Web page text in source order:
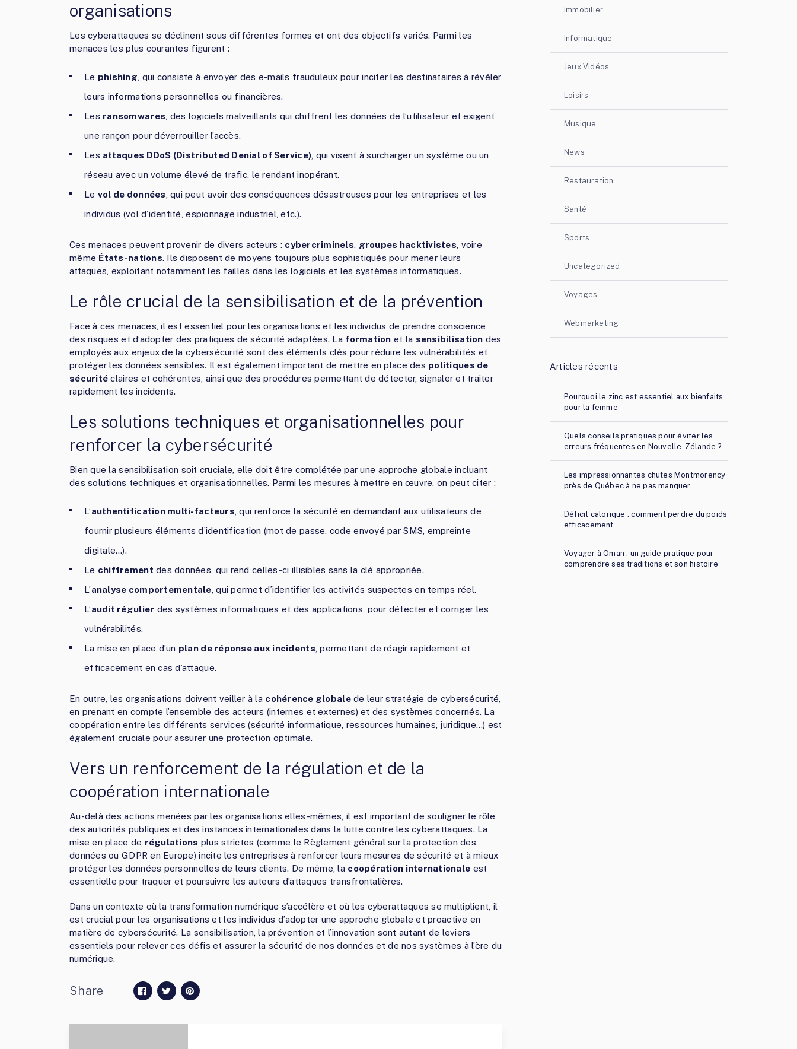
organisations
Les cyberattaques se déclinent sous différentes formes et ont des objectifs variés. Parmi les
menaces les plus courantes figurent :
Le phishing , qui consiste à envoyer des e-mails frauduleux pour inciter les destinataires à révéler
leurs informations personnelles ou financières.
Les ransomwares , des logiciels malveillants qui chiffrent les données de l’utilisateur et exigent
une rançon pour déverrouiller l’accès.
Les attaques DDoS (Distributed Denial of Service) , qui visent à surcharger un système ou un
réseau avec un volume élevé de trafic, le rendant inopérant.
Le vol de données , qui peut avoir des conséquences désastreuses pour les entreprises et les
individus (vol d’identité, espionnage industriel, etc.).
Ces menaces peuvent provenir de divers acteurs : cybercriminels groupes hacktivistes , voire
même États-nations. Ils disposent de moyens toujours plus sophistiqués pour mener leurs
attaques, exploitant notamment les failles dans les logiciels et les systèmes informatiques.
Le rôle crucial de la sensibilisation et de la prévention
Face à ces menaces, il est essentiel pour les organisations et les individus de prendre conscience
des risques et d’adopter des pratiques de sécurité adaptées. La formation et la sensibilisation des
employés aux enjeux de la cybersécurité sont des éléments clés pour réduire les vulnérabilités et
protéger les données sensibles. Il est également important de mettre en place des politiques de
sécurité claires et cohérentes, ainsi que des procédures permettant de détecter, signaler et traiter
rapidement les incidents.
Les solutions techniques et organisationnelles pour
renforcer la cybersécurité
Bien que la sensibilisation soit cruciale, elle doit être complétée par une approche globale incluant
des solutions techniques et organisationnelles. Parmi les mesures à mettre en œuvre, on peut citer :
L’authentification multi-facteurs , qui renforce la sécurité en demandant aux utilisateurs de
fournir plusieurs éléments d’identification (mot de passe, code envoyé par SMS, empreinte
digitale…).
Le chiffrement des données, qui rend celles-ci illisibles sans la clé appropriée.
L’analyse comportementale , qui permet d’identifier les activités suspectes en temps réel.
L’audit régulier des systèmes informatiques et des applications, pour détecter et corriger les
vulnérabilités.
La mise en place d’un plan de réponse aux incidents , permettant de réagir rapidement et
efficacement en cas d’attaque.
En outre, les organisations doivent veiller à la cohérence globalede leur stratégie de cybersécurité,
en prenant en compte l’ensemble des acteurs (internes et externes) et des systèmes concernés. La
coopération entre les différents services (sécurité informatique, ressources humaines, juridique…) est
également cruciale pour assurer une protection optimale.
Vers un renforcement de la régulation et de la
coopération internationale
Au-delà des actions menées par les organisations elles-mêmes, il est important de souligner le rôle
des autorités publiques et des instances internationales dans la lutte contre les cyberattaques. La
mise en place de régulations plus strictes (comme le Règlement général sur la protection des
données ou GDPR en Europe) incite les entreprises à renforcer leurs mesures de sécurité et à mieux
protéger les données personnelles de leurs clients. De même, la coopération internationale est
essentielle pour traquer et poursuivre les auteurs d’attaques transfrontalières.
Dans un contexte où la transformation numérique s’accélère et où les cyberattaques se multiplient, il
est crucial pour les organisations et les individus d’adopter une approche globale et proactive en
matière de cybersécurité. La sensibilisation, la prévention et l’innovation sont autant de leviers
essentiels pour relever ces défis et assurer la sécurité de nos données et de nos systèmes à l’ère du
numérique.
Share
Immobilier
Informatique
Jeux Vidéos
Loisirs
Musique
News
Restauration
Santé
Sports
Uncategorized
Voyages
Webmarketing
Articles récents
Pourquoi le zinc est essentiel aux bienfaits
pour la femme
Quels conseils pratiques pour éviter les
erreurs fréquentes en Nouvelle-Zélande ?
Les impressionnantes chutes Montmorency
près de Québec à ne pas manquer
Déficit calorique : comment perdre du poids
efficacement
Voyager à Oman : un guide pratique pour
comprendre ses traditions et son histoire